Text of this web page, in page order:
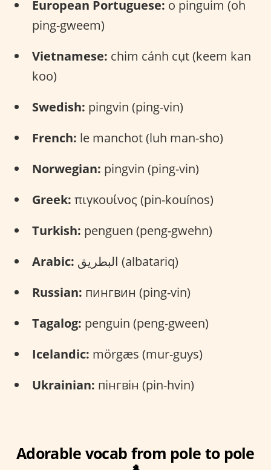
European Portuguese: o pinguim (oh
ping-gweem)
Vietnamese: chim cánh cụt (keem kan
koo)
Swedish: pingvin (ping-vin)
French: le manchot (luh man-sho)
Norwegian: pingvin (ping-vin)
Greek: πιγκουίνος (pin-kouínos)
Turkish: penguen (peng-gwehn)
Arabic:
البطريق (albatariq)
Russian: пингвин (ping-vin)
Tagalog: penguin (peng-gween)
Icelandic: mörgæs (mur-guys)
Ukrainian: пінгвін (pin-hvin)
Adorable vocab from pole to pole